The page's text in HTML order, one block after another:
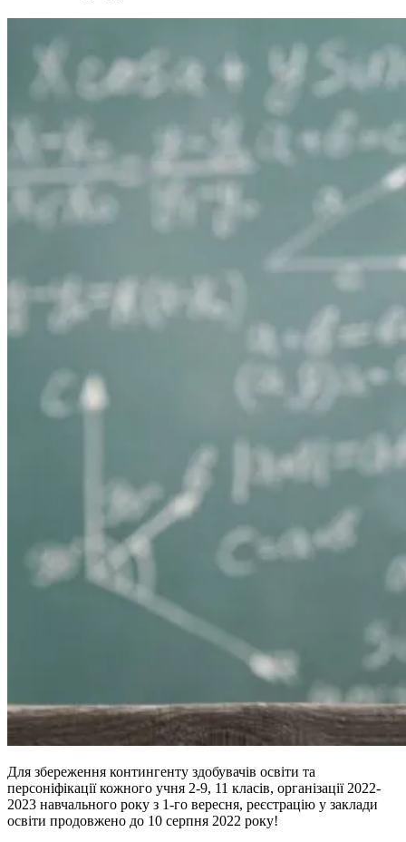
Для збереження контингенту здобувачів освіти та
персоніфікації кожного учня 2-9, 11 класів, організації 2022-
2023 навчального року з 1-го вересня, реєстрацію у заклади
освіти продовжено до 10 серпня 2022 року!